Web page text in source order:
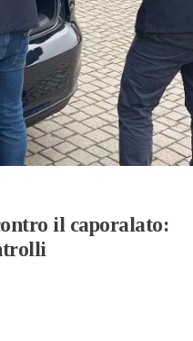
il caporalato: